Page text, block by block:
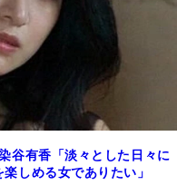
谷有香「淡々とした日々に
しめる女でありたい」